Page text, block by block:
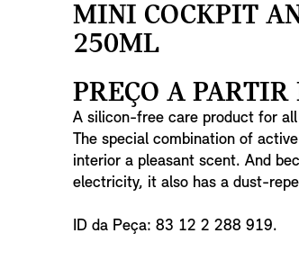
MINI COCKPIT
250ML
PREÇO A PARTIR
A silicon-free care product for
The special combination of
interior a pleasant scent. And
electricity, it also has a dust-
ID da Peça: 83 12 2 288 919.